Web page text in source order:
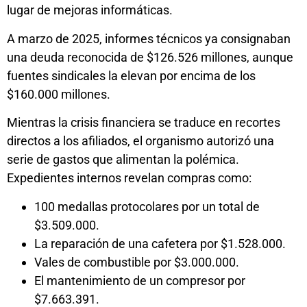
lugar de mejoras informáticas.
A marzo de 2025, informes técnicos ya consignaban
una deuda reconocida de $126.526 millones, aunque
fuentes sindicales la elevan por encima de los
$160.000 millones.
Mientras la crisis financiera se traduce en recortes
directos a los afiliados, el organismo autorizó una
serie de gastos que alimentan la polémica.
Expedientes internos revelan compras como:
100 medallas protocolares por un total de
$3.509.000.
La reparación de una cafetera por $1.528.000.
Vales de combustible por $3.000.000.
El mantenimiento de un compresor por
$7.663.391.